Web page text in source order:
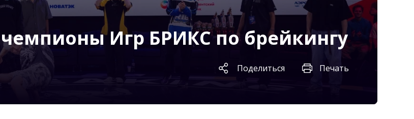
чемпионы Игр БРИКС по брейкингу
Поделиться Печать